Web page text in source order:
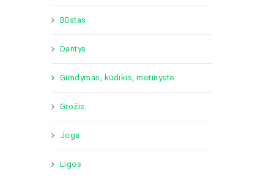
Būstas
Dantys
Gimdymas, kūdikis, motinystė
Grožis
Joga
Ligos